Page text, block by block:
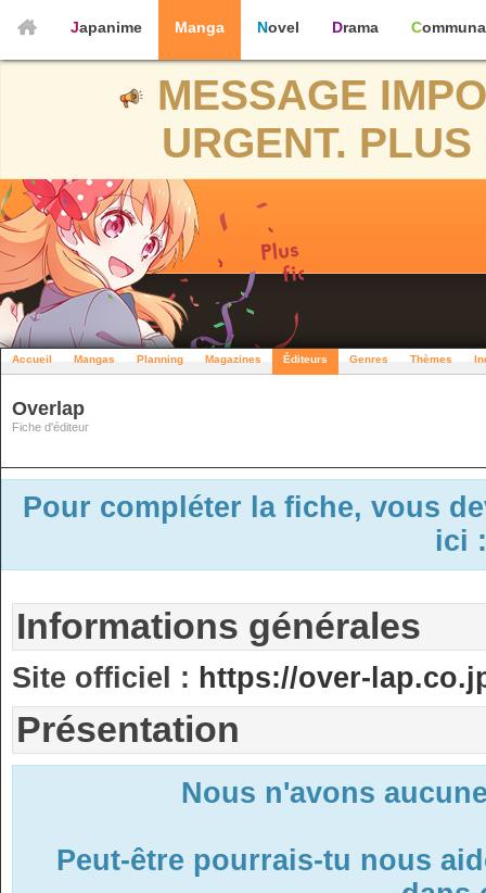
Japanime Manga Novel Drama
MESSAGE
URGENT.
Accueil Mangas Planning Magazines Éditeurs Genres Thèmes
Overlap
Fiche d'éditeur
Pour compléter la fiche, vous
ici
Informations générales
Site officiel : https://over-
Présentation
Nous n'avons
Peut-être pourrais-tu nous